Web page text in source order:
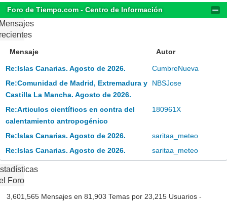
Foro de Tiempo.com - Centro de Información
Mensaje Autor
Re:Islas Canarias. Agosto de 2026.
CumbreNueva
Re:Comunidad de Madrid, Extremadura y
Castilla La Mancha. Agosto de 2026.
NBSJose
Re:Articulos científicos en contra del
calentamiento antropogénico
180961X
Re:Islas Canarias. Agosto de 2026.
saritaa_meteo
Re:Islas Canarias. Agosto de 2026.
saritaa_meteo
Foro
3,601,565 Mensajes en 81,903 Temas por 23,215 Usuarios -